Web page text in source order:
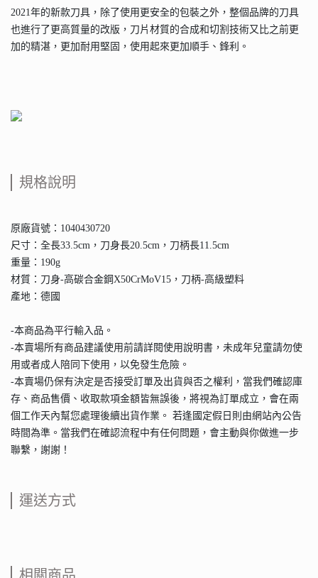
2021年的新款刀具，除了使用更安全的包裝之外，整個品牌的刀具
也進行了更高質量的改版，刀片材質的合成和切割技術又比之前更
加的精湛，更加耐用堅固，使用起來更加順手、鋒利。
規格說明
原廠貨號：1040430720
尺寸：全長33.5cm，刀身長20.5cm，刀柄長11.5cm
重量：190g
材質：刀身-高碳合金鋼X50CrMoV15，刀柄-高級塑料
產地：德國
-本商品為平行輸入品。
-本賣場所有商品建議使用前請詳閱使用說明書，未成年兒童請勿使
用或者成人陪同下使用，以免發生危險。
-本賣場仍保有決定是否接受訂單及出貨與否之權利，當我們確認庫
存、商品售價、收取款項金額皆無誤後，將視為訂單成立，會在兩
個工作天內幫您處理後續出貨作業。 若逢國定假日則由網站內公告
時間為準。當我們在確認流程中有任何問題，會主動與你做進一步
聯繫，謝謝！
運送方式